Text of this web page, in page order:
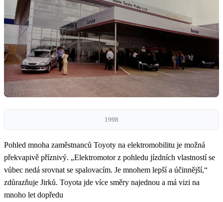
1998
Pohled mnoha zaměstnanců Toyoty na elektromobilitu je možná
překvapivě příznivý. „Elektromotor z pohledu jízdních vlastností se
vůbec nedá srovnat se spalovacím. Je mnohem lepší a účinnější,“
zdůrazňuje Jirků. Toyota jde více směry najednou a má vizi na
mnoho let dopředu